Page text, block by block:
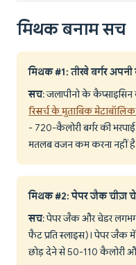
मिथक बनाम सच
मिथक #1: तीखे बर्गर
सच: जलापीनो के कैप्साइसिन
रिसर्च के मुताबिक
- 720-कैलोरी बर्गर की
मतलब वजन कम करना नहीं
मिथक #2: पेपर जैक चीज़
सच: पेपर जैक और चेडर
फैट प्रति स्लाइस)। पेपर जैक
छोड़ देने से 50-110 कैलोरी